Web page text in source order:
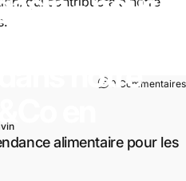
notre
0 Commentaires
alimentaire pour les